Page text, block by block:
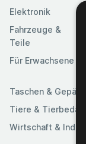
Elektronik
Fahrzeuge &
Teile
Für Erwachsene
Taschen & Gepäck
Tiere & Tierbedarf
Wirtschaft &